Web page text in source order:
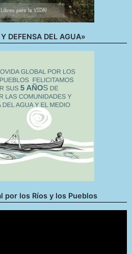
DEFENSA DEL AGUA»
por los Ríos y los Pueblos